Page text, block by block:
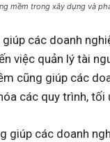
mềm trong xây dựng và
giúp các doanh
việc quản lý tài
cũng giúp các
các quy trình,
giúp các doanh